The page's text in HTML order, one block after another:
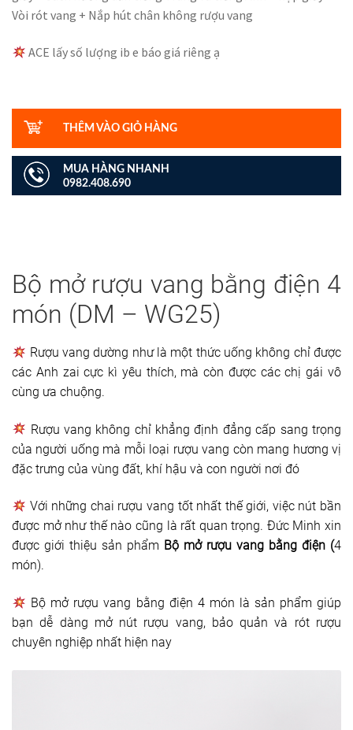
Vòi rót vang + Nắp hút chân không rượu vang
ACE lấy số lượng ib e báo giá riêng ạ
lượng
THÊM VÀO GIỎ HÀNG
MUA HÀNG NHANH
0982.408.690
Bộ mở rượu vang bằng điện 4
món (DM – WG25)
Rượu vang dường như là một thức uống không chỉ được
các Anh zai cực kì yêu thích, mà còn được các chị gái vô
cùng ưa chuộng.
Rượu vang không chỉ khẳng định đẳng cấp sang trọng
của người uống mà mỗi loại rượu vang còn mang hương vị
đặc trưng của vùng đất, khí hậu và con người nơi đó
Với những chai rượu vang tốt nhất thế giới, việc nút bần
được mở như thế nào cũng là rất quan trọng. Đức Minh xin
được giới thiệu sản phẩm Bộ mở rượu vang bằng điện (4
món).
Bộ mở rượu vang bằng điện 4 món là sản phẩm giúp
bạn dễ dàng mở nút rượu vang, bảo quản và rót rượu
chuyên nghiệp nhất hiện nay